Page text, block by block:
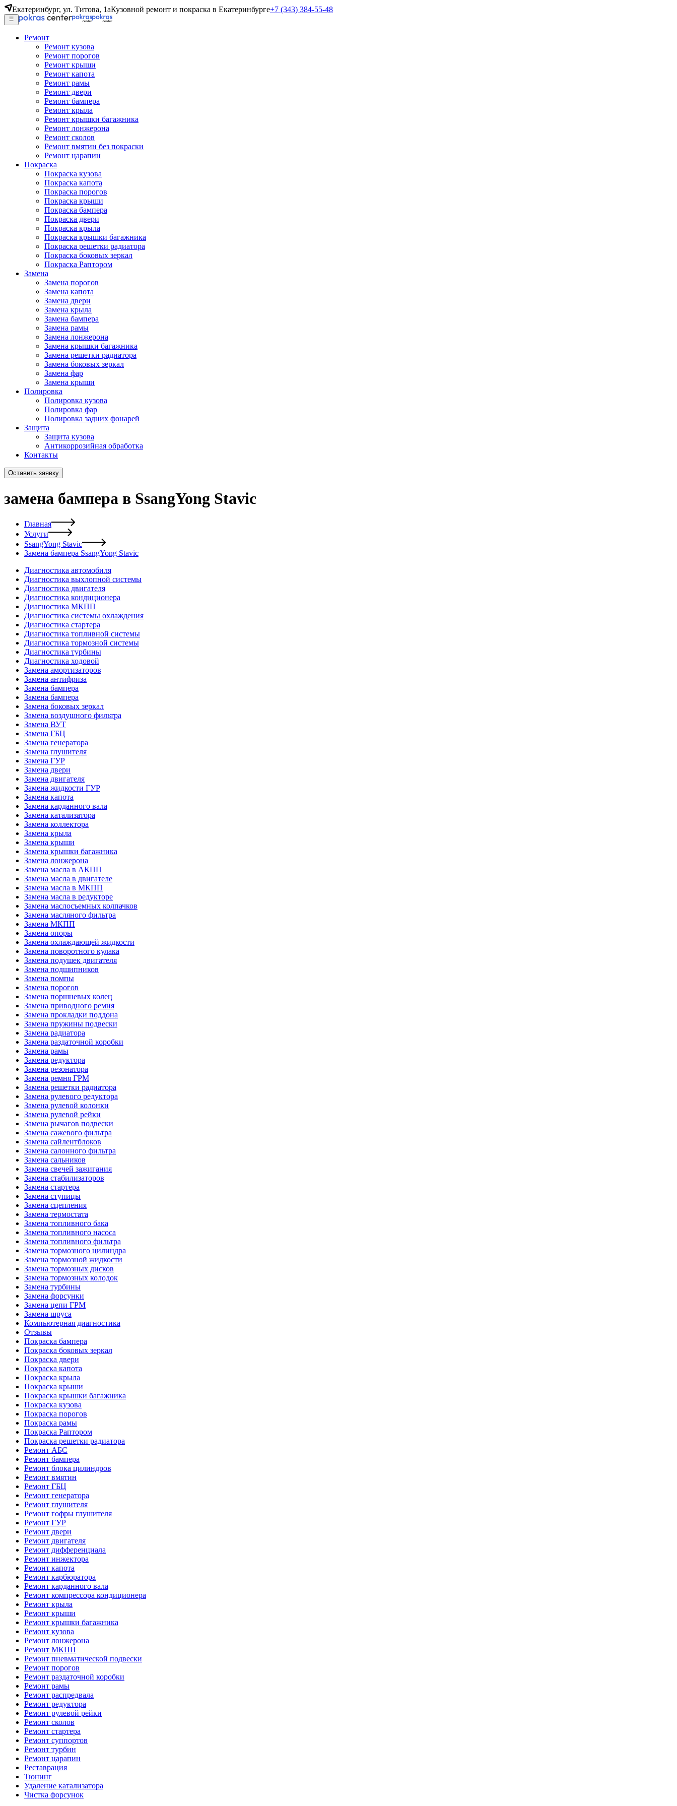
Екатеринбург, ул. Титова, 1аКузовной ремонт и покраска в Екатеринбурге+7 (343) 384-55-48
Ремонт
Ремонт кузова
Ремонт порогов
Ремонт крыши
Ремонт капота
Ремонт рамы
Ремонт двери
Ремонт бампера
Ремонт крыла
Ремонт крышки багажника
Ремонт лонжерона
Ремонт сколов
Ремонт вмятин без покраски
Ремонт царапин
Покраска
Покраска кузова
Покраска капота
Покраска порогов
Покраска крыши
Покраска бампера
Покраска двери
Покраска крыла
Покраска крышки багажника
Покраска решетки радиатора
Покраска боковых зеркал
Покраска Раптором
Замена
Замена порогов
Замена капота
Замена двери
Замена крыла
Замена бампера
Замена рамы
Замена лонжерона
Замена крышки багажника
Замена решетки радиатора
Замена боковых зеркал
Замена фар
Замена крыши
Полировка
Полировка кузова
Полировка фар
Полировка задних фонарей
Защита
Защита кузова
Антикоррозийная обработка
Контакты
Оставить заявку
замена бампера в SsangYong Stavic
Главная
Услуги
SsangYong Stavic
Замена бампера SsangYong Stavic
Диагностика автомобиля
Диагностика выхлопной системы
Диагностика двигателя
Диагностика кондиционера
Диагностика МКПП
Диагностика системы охлаждения
Диагностика стартера
Диагностика топливной системы
Диагностика тормозной системы
Диагностика турбины
Диагностика ходовой
Замена амортизаторов
Замена антифриза
Замена бампера
Замена бампера
Замена боковых зеркал
Замена воздушного фильтра
Замена ВУТ
Замена ГБЦ
Замена генератора
Замена глушителя
Замена ГУР
Замена двери
Замена двигателя
Замена жидкости ГУР
Замена капота
Замена карданного вала
Замена катализатора
Замена коллектора
Замена крыла
Замена крыши
Замена крышки багажника
Замена лонжерона
Замена масла в АКПП
Замена масла в двигателе
Замена масла в МКПП
Замена масла в редукторе
Замена маслосъемных колпачков
Замена масляного фильтра
Замена МКПП
Замена опоры
Замена охлаждающей жидкости
Замена поворотного кулака
Замена подушек двигателя
Замена подшипников
Замена помпы
Замена порогов
Замена поршневых колец
Замена приводного ремня
Замена прокладки поддона
Замена пружины подвески
Замена радиатора
Замена раздаточной коробки
Замена рамы
Замена редуктора
Замена резонатора
Замена ремня ГРМ
Замена решетки радиатора
Замена рулевого редуктора
Замена рулевой колонки
Замена рулевой рейки
Замена рычагов подвески
Замена сажевого фильтра
Замена сайлентблоков
Замена салонного фильтра
Замена сальников
Замена свечей зажигания
Замена стабилизаторов
Замена стартера
Замена ступицы
Замена сцепления
Замена термостата
Замена топливного бака
Замена топливного насоса
Замена топливного фильтра
Замена тормозного цилиндра
Замена тормозной жидкости
Замена тормозных дисков
Замена тормозных колодок
Замена турбины
Замена форсунки
Замена цепи ГРМ
Замена шруса
Компьютерная диагностика
Отзывы
Покраска бампера
Покраска боковых зеркал
Покраска двери
Покраска капота
Покраска крыла
Покраска крыши
Покраска крышки багажника
Покраска кузова
Покраска порогов
Покраска рамы
Покраска Раптором
Покраска решетки радиатора
Ремонт АБС
Ремонт бампера
Ремонт блока цилиндров
Ремонт вмятин
Ремонт ГБЦ
Ремонт генератора
Ремонт глушителя
Ремонт гофры глушителя
Ремонт ГУР
Ремонт двери
Ремонт двигателя
Ремонт дифференциала
Ремонт инжектора
Ремонт капота
Ремонт карбюратора
Ремонт карданного вала
Ремонт компрессора кондиционера
Ремонт крыла
Ремонт крыши
Ремонт крышки багажника
Ремонт кузова
Ремонт лонжерона
Ремонт МКПП
Ремонт пневматической подвески
Ремонт порогов
Ремонт раздаточной коробки
Ремонт рамы
Ремонт распредвала
Ремонт редуктора
Ремонт рулевой рейки
Ремонт сколов
Ремонт стартера
Ремонт суппортов
Ремонт турбин
Ремонт царапин
Реставрация
Тюнинг
Удаление катализатора
Чистка форсунок